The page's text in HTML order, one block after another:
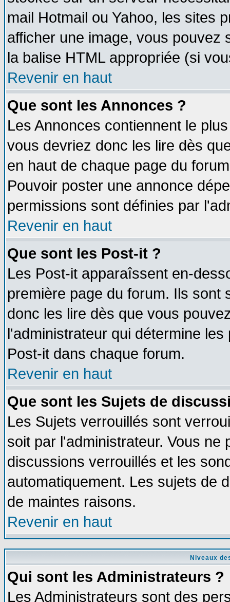
mail Hotmail ou Yahoo, les sites
afficher une image, vous pouvez
la balise HTML appropriée (si
Revenir en haut
Que sont les Annonces ?
Les Annonces contiennent le
vous devriez donc les lire dès
en haut de chaque page du
Pouvoir poster une annonce
permissions sont définies par
Revenir en haut
Que sont les Post-it ?
Les Post-it apparaîssent en-
première page du forum. Ils
donc les lire dès que vous
l'administrateur qui détermine
Post-it dans chaque forum.
Revenir en haut
Que sont les Sujets de
Les Sujets verrouillés sont
soit par l'administrateur. Vous
discussions verrouillés et les
automatiquement. Les sujets de
de maintes raisons.
Revenir en haut
Niveaux
Qui sont les Administrateurs ?
Les Administrateurs sont des